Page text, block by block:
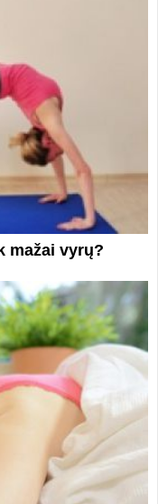
mažai vyrų?